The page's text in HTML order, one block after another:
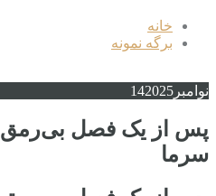
خانه
برگه نمونه
نوامبر 142025
سرما